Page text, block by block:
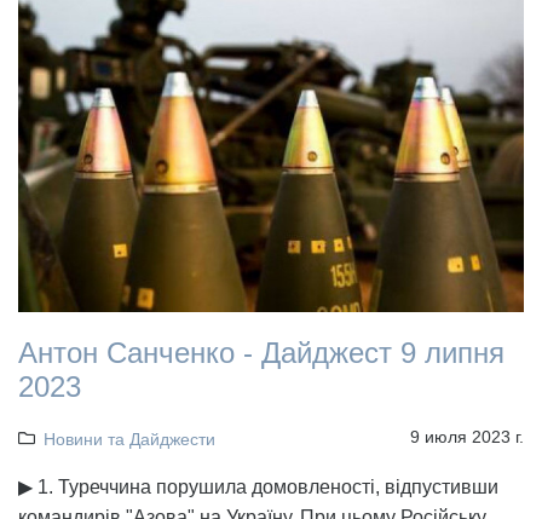
Антон Санченко - Дайджест 9 липня
2023
Новини та Дайджести 9 июля 2023 г.
▶ 1. Туреччина порушила домовленості, відпустивши